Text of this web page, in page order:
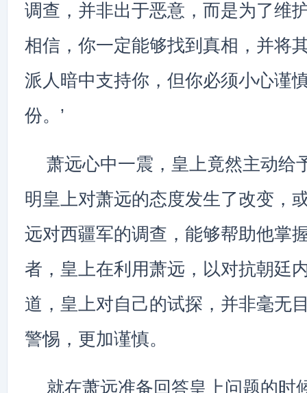
调查，并非出于恶意，而是为了维
相信，你一定能够找到真相，并将
派人暗中支持你，但你必须小心谨
份。’
萧远心中一震，皇上竟然主动给
明皇上对萧远的态度发生了改变，
远对西疆军的调查，能够帮助他掌
者，皇上在利用萧远，以对抗朝廷
道，皇上对自己的试探，并非毫无
警惕，更加谨慎。
就在萧远准备回答皇上问题的时